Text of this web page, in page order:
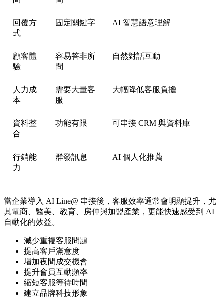
回覆方
式
固定關鍵字 AI 智慧語意理解
顧客體
驗
容易答非所
問
自然對話互動
人力成
本
需要大量客
服
大幅降低客服負擔
資料整
合
功能有限 可串接 CRM 與資料庫
行銷能
力
群發訊息 AI 個人化推薦
當企業導入 AI Line@ 串接後，客服效率通常會明顯提升，尤
其電商、醫美、教育、房仲與加盟產業，更能快速感受到 AI
自動化的效益。
減少重複客服問題
提高客戶滿意度
增加夜間成交機會
提升會員互動頻率
縮短客服等待時間
建立品牌科技形象